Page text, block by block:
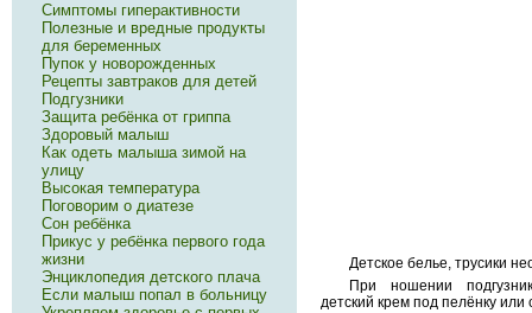
Детское белье, трусики
При ношении
детский крем под пелёнку
Симптомы гиперактивности
Полезные и вредные продукты
для беременных
Пупок у новорожденных
Рецепты завтраков для детей
Подгузники
Защита ребёнка от гриппа
Здоровый малыш
Как одеть малыша зимой на
улицу
Высокая температура
Поговорим о диатезе
Сон ребёнка
Прикус у ребёнка первого года
жизни
Энциклопедия детского плача
Если малыш попал в больницу